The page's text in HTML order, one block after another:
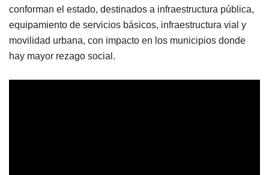
conforman el estado, destinados a infraestructura pública,
equipamiento de servicios básicos, infraestructura vial y
movilidad urbana, con impacto en los municipios donde
hay mayor rezago social.